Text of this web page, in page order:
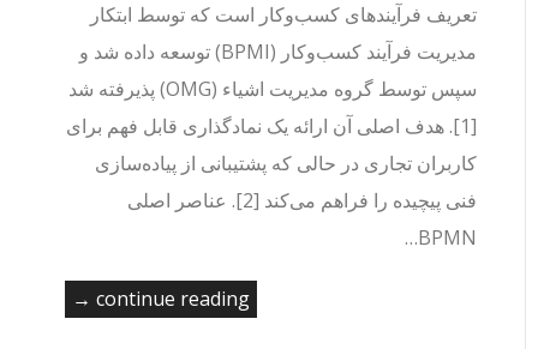
تعریف فرآیندهای کسب‌وکار است که توسط ابتکار
مدیریت فرآیند کسب‌وکار (BPMI) توسعه داده شد و
سپس توسط گروه مدیریت اشیاء (OMG) پذیرفته شد
[1]. هدف اصلی آن ارائه یک نمادگذاری قابل فهم برای
کاربران تجاری در حالی که پشتیبانی از پیاده‌سازی
فنی پیچیده را فراهم می‌کند [2]. عناصر اصلی
BPMN…
continue reading →